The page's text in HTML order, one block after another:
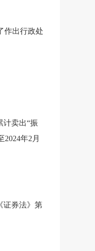
作出行政处
计卖出“振
2024年2月
证券法》第